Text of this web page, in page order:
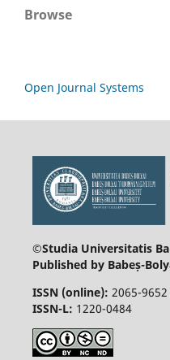
Browse
Open Journal Systems
©Studia Universitatis
Published by Babeș-
ISSN (online): 2065-
ISSN-L: 1220-0484